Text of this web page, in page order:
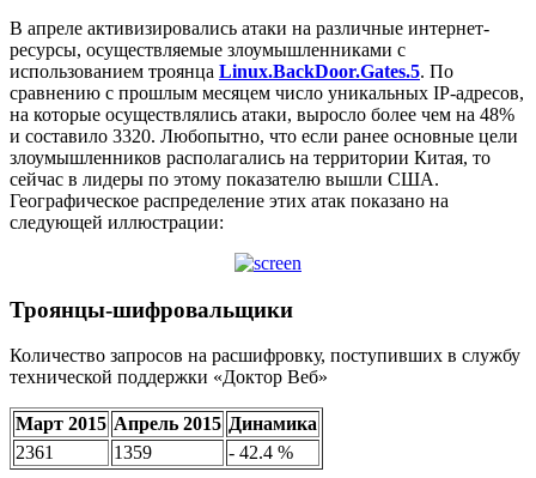
В апреле активизировались атаки на различные интернет-
ресурсы, осуществляемые злоумышленниками с
использованием троянца Linux.BackDoor.Gates.5. По
сравнению с прошлым месяцем число уникальных IP-адресов,
на которые осуществлялись атаки, выросло более чем на 48%
и составило 3320. Любопытно, что если ранее основные цели
злоумышленников располагались на территории Китая, то
сейчас в лидеры по этому показателю вышли США.
Географическое распределение этих атак показано на
следующей иллюстрации:
Троянцы-шифровальщики
Количество запросов на расшифровку, поступивших в службу
технической поддержки «Доктор Веб»
Март 2015 Апрель 2015 Динамика
2361
1359 - 42.4 %